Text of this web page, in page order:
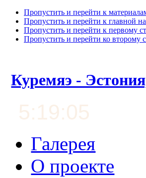
Пропустить и перейти к
Пропустить и перейти к главной
Пропустить и перейти к первому
Пропустить и перейти ко второму
Куремяэ -
5:19:06
Галерея
О проекте